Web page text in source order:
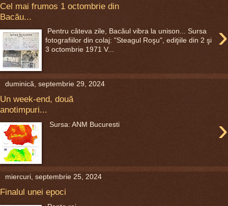
Cel mai frumos 1 octombrie din
Bacău...
›
Pentru câteva zile, Bacăul vibra la unison... Sursa
fotografiilor din colaj: "Steagul Roşu", ediţiile din 2 şi
3 octombrie 1971 V...
duminică, septembrie 29, 2024
Un week-end, două
anotimpuri...
›
Sursa: ANM Bucuresti
miercuri, septembrie 25, 2024
Finalul unei epoci